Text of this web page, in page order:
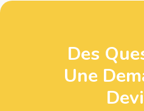
Des
Une